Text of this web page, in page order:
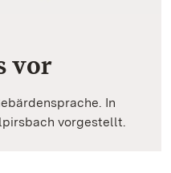
vor
In
vorgestellt.